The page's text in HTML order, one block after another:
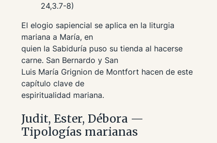
24,3.7-8)
El elogio sapiencial se aplica en la liturgia
mariana a María, en
quien la Sabiduría puso su tienda al hacerse
carne. San Bernardo y San
Luis María Grignion de Montfort hacen de este
capítulo clave de
espiritualidad mariana.
Judit, Ester, Débora —
Tipologías marianas